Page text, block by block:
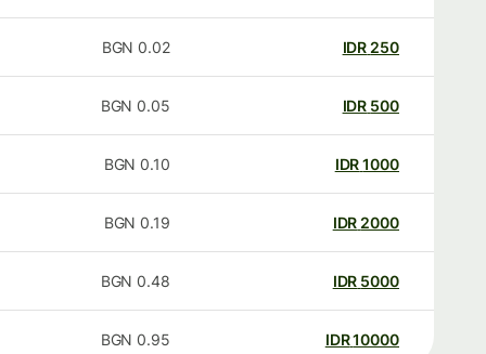
250
IDR
0.02
BGN
500
IDR
0.05
BGN
1000
IDR
0.10
BGN
2000
IDR
0.19
BGN
5000
IDR
0.48
BGN
10000
IDR
0.95
BGN